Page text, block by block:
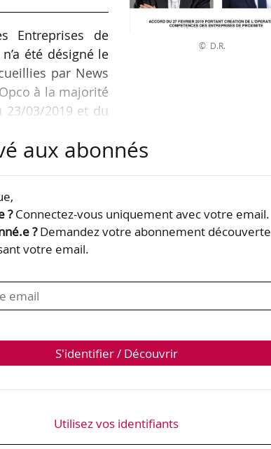
Entreprises de
été désigné le
par News
à la majorité
03/2019 et du
© D.R.
aux abonnés
?Connectez-vous uniquement avec votre email.
?Demandez votre abonnement découverte
votre email.
S'identifier / Découvrir
Utilisez vos identifiants